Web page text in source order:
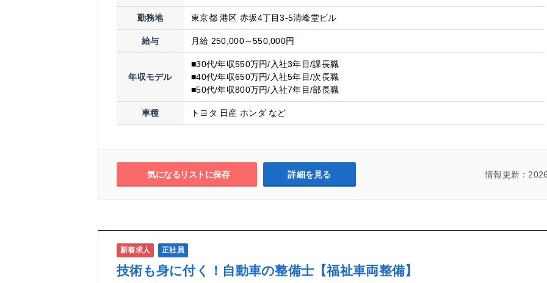
勤務地 東京都 港区 赤坂4丁目3-5清峰堂ビル
給与 月給 250,000～550,000円
年収モデル
■30代/年収550万円/入社3年目/課長職
■40代/年収650万円/入社5年目/次長職
■50代/年収800万円/入社7年目/部長職
車種 トヨタ 日産 ホンダ など
情報更新：
詳細を見る
気になるリストに保存
新着求人 正社員
技術も身に付く！自動車の整備士【福祉車両整備】